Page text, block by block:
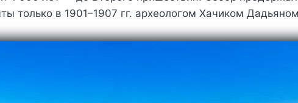
только в 1901–1907 гг. археологом Хачиком